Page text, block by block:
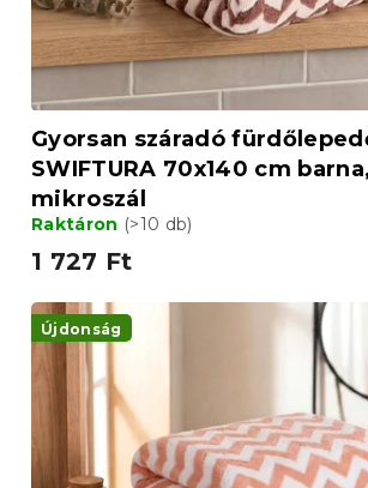
e
Gyorsan száradó
SWIFTURA 70x140 cm
mikroszál
Raktáron (>10 db)
1 727 Ft
Újdonság